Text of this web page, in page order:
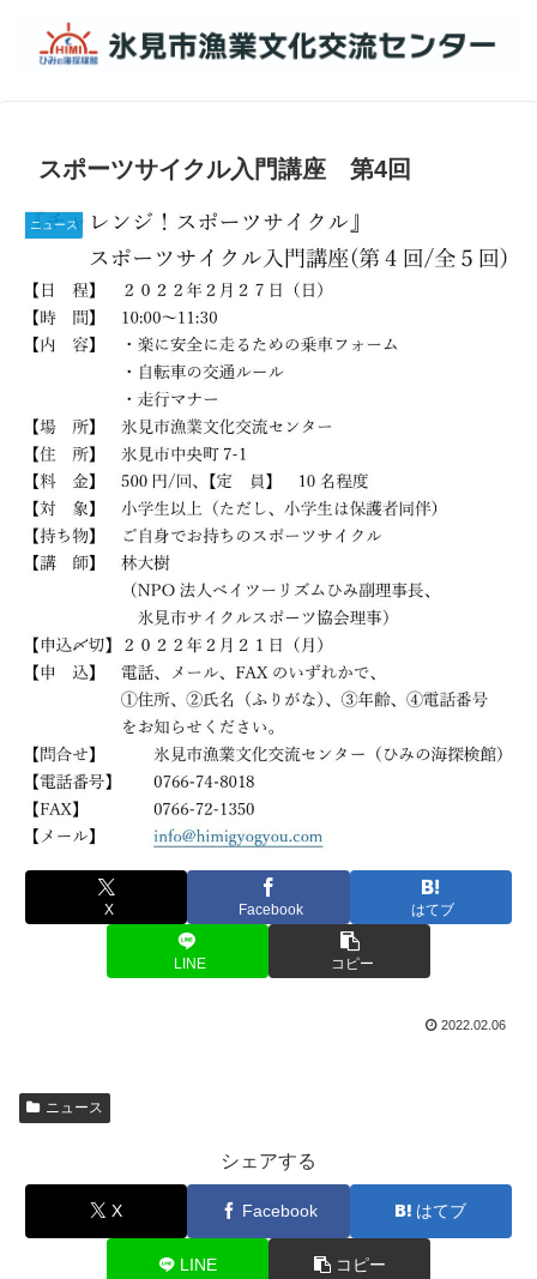
スポーツサイクル入門講座 第4回
ニュース
X Facebook はてブ
LINE コピー
2022.02.06
ニュース
シェアする
X Facebook はてブ
LINE コピー